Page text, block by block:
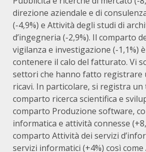
direzione aziendale e di
(-4,9%) e Attività degli studi di
d’ingegneria (-2,9%). Il comparto
vigilanza e investigazione (-1,1%)
contenere il calo del fatturato. Vi
settori che hanno fatto registrare
ricavi. In particolare, si registra
comparto ricerca scientifica e
comparto Produzione software,
informatica e attività connesse
comparto Attività dei servizi
servizi informatici (+4%) così